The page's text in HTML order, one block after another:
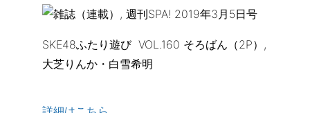
SKE48ふたり遊び VOL.160 そろばん（2P）,
大芝りんか・白雪希明